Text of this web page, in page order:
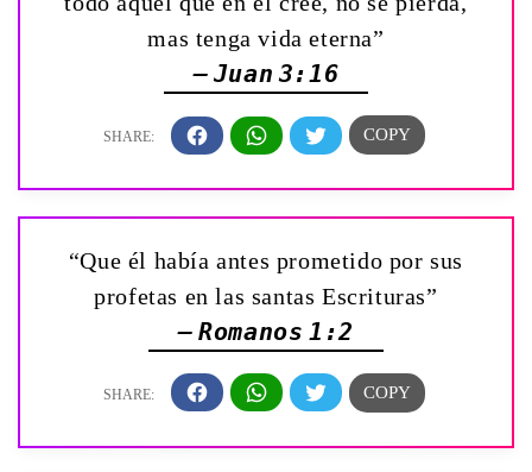
mas tenga vida eterna”
— Juan 3:16
“Que él había antes prometido por sus
profetas en las santas Escrituras”
— Romanos 1:2